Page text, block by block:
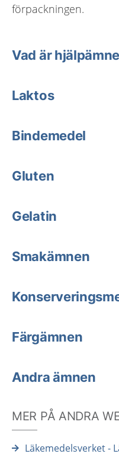
förpackningen.
Vad är
Laktos
Bindemedel
Gluten
Gelatin
Smakämnen
Färgämnen
Andra ämnen
MER PÅ ANDRA
Läkemedelsverket -